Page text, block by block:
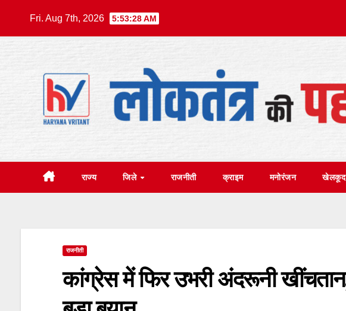
Fri. Aug 7th, 2026 5:53:29 AM
राज्य जिले राजनीती क्राइम मनोरंजन खेलकूद
राजनीती
कांग्रेस में फिर उभरी अंदरूनी